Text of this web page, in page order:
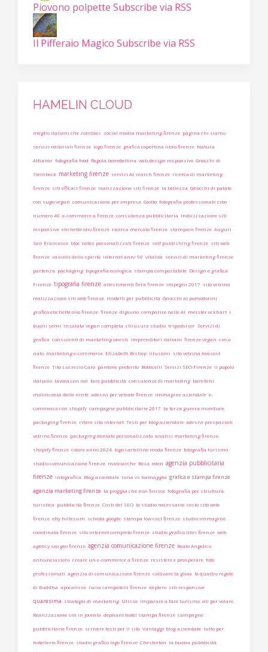
Piovono polpette Subscribe via RSS
Il Pifferaio Magico Subscribe via RSS
HAMELIN CLOUD
meglio italiani che zombies social media marketing firenze pagina chi siamo
servizi editoriali firenze logo firenze grafica copertina libro firenze Natura
Athanor fotografia food Regola benedettina web design responsivo Gnocchi di
Steinbeck marketing firenze servizi AI search firenze ricerca di marketing
firenze siti efficaci firenze realizzazione siti firenze la bellezza Gnocchi di patate
con sugo vegan comunicazione per impresa Giotto fotografia professionale cibo
numero 40 e-commerce a firenze consulenza pubblicitaria indicizzazione siti
responsive etichette olio firenze ricerca mercato firenze stampare firenze Auguri
San Francesco bloc notes personalizzati firenze self publishing firenze siti web
firenze vascelli dello spirito internet anni 90 vitalità servizi di marketing firenze
partenza packaging tipografia ecologica stampa compostabile Design e grafica
Firenze tipografia firenze allestimenti fiera firenze impegni 2017 sito vetrina
realizzazione siti web firenze modelli per pubblicità Gnocchi ai pomodorini
grafico etichette olio firenze firenze digiuno comparire nelle AI meister eckhart i
buoni semi insalata vegan completa chiusura studio tripadvisor Servizi di
grafica consulenti di marketing onesti imprenditori italiani firenze vegan cieco
nato marketing e-commerce Elizabeth Bishop illusioni sito vetrina low cost
firenze Tito Lucrezio Caro pantone preferito Botticelli Servizi SEO Firenze il popolo
italiano lavora con noi fare pubblicità consulenze di marketing bambini
malinconia delle ninfe adesivi per vetrate firenze immagine aziendale e-
commerce con shopify campagne pubblicitarie 2017 la terza guerra mondiale
packaging firenze rifare sito internet Testi per blog aziendale adesivi prespaziati
vetrine firenze packaging dentale personalizzato analisi marketing firenze
shopify firenze colore anno 2024 logo cartellino moda firenze fotografia turismo
studio comunicazione firenze matriarche Rosa eden agenzia pubblicitaria
firenze infografica Blog aziendale luna vs formaggia grafica e stampa firenze
agenzia marketing firenze la pioggia che non finisce fotografia per struttura
turistica pubblicità firenze Costi del SEO lo studio necessario costo sito web
firenze etty hillesum scheda google stampa low cost firenze studio immagine
coordinata firenze sito internet completo firenze studio grafico libri firenze web
agency seo geo firenze agenzia comunicazione firenze Beato Angelico
annunciazioni creare un e-commerce a firenze resistere e prosperare foto
professionali agenzia di comunicazione firenze coltivare la gioia le quattro regole
di Buddha apocalisse lucia campatelli firenze keplero siti responsive
quaresima strategie di marketing Ulisse Imparare a fare turismo ali per volare
Realizzazione siti in Joomla depliant hotel stampa firenze campagne
pubblicitarie firenze scrivere testi per il sito Vantaggi blog aziendale tutto per
hotellerie firenze studio grafico logo firenze Chesterton la buona pubblicità